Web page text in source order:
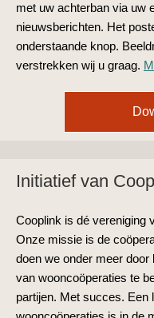
met uw achterban via uw
nieuwsberichten. Het
onderstaande knop.
verstrekken wij u graag.
Initiatief van
Cooplink is dé vereniging
Onze missie is de
doen we onder meer door
van wooncoöperaties te
partijen. Met succes. Een